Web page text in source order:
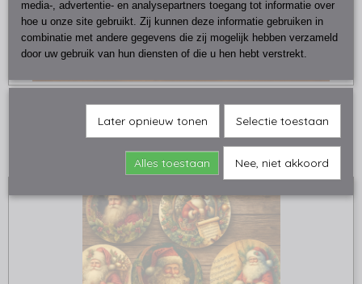
Houten onderzetters kerst
media-, advertentie- en analysepartners toegang tot informatie over
hoe u onze site gebruikt. Zij kunnen deze informatie gebruiken in
combinatie met andere gegevens die zij mogelijk hebben verzameld
door uw gebruik van hun diensten of die u hen hebt verstrekt.
Later opnieuw tonen Selectie toestaan
Alles toestaan Nee, niet akkoord